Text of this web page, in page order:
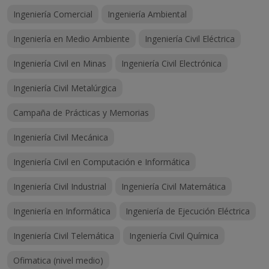
Ingeniería Comercial Ingeniería Ambiental
Ingeniería en Medio Ambiente Ingeniería Civil Eléctrica
Ingeniería Civil en Minas Ingeniería Civil Electrónica
Ingeniería Civil Metalúrgica
Campaña de Prácticas y Memorias
Ingeniería Civil Mecánica
Ingeniería Civil en Computación e Informática
Ingeniería Civil Industrial Ingeniería Civil Matemática
Ingeniería en Informática Ingeniería de Ejecución Eléctrica
Ingeniería Civil Telemática Ingeniería Civil Química
Ofimatica (nivel medio)